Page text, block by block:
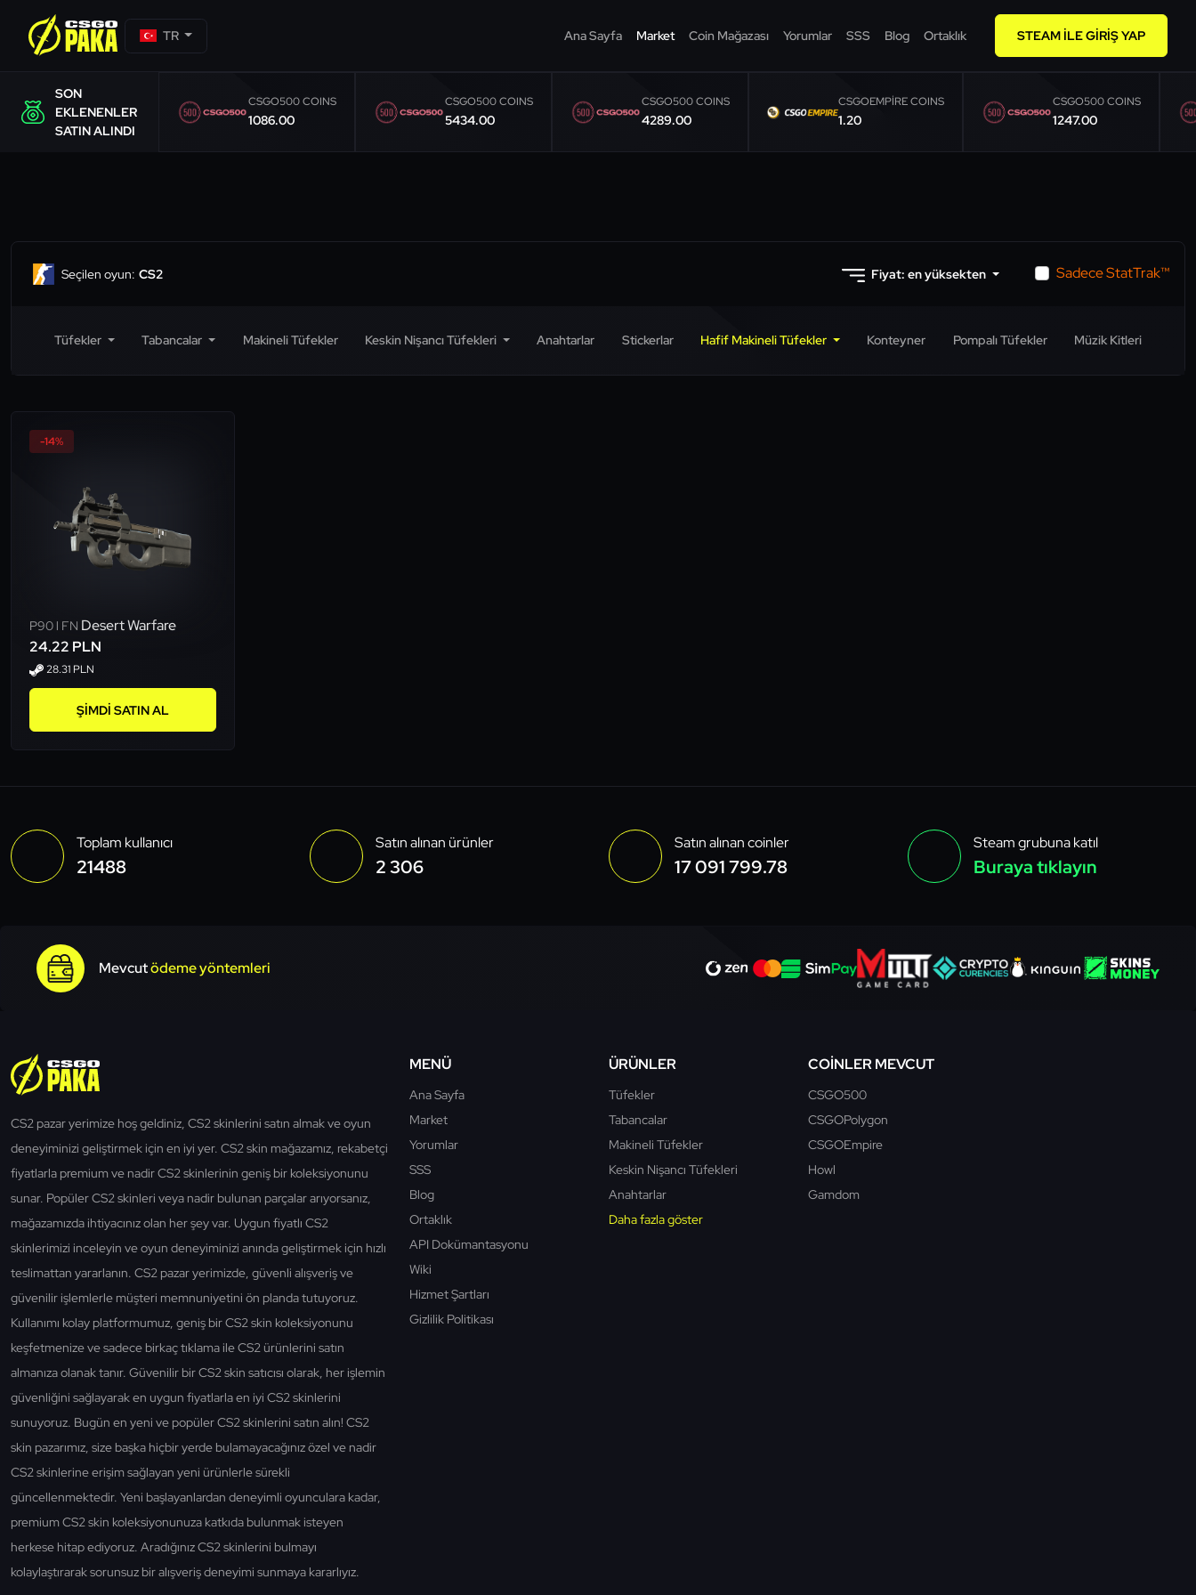
TR Ana Sayfa Market Coin Mağazası Yorumlar SSS Blog Ortaklık STEAM ILE GIRIŞ YAP
SON
EKLENENLER
SATIN ALINDI
CSGO500 COINS
1086.00
CSGO500 COINS
5434.00
CSGO500 COINS
4289.00
CSGOEMPIRE COINS
1.20
CSGO500 COINS
1247.00
Seçilen oyun: CS2 Fiyat: en yüksekten Sadece StatTrak™
Tüfekler Tabancalar Makineli Tüfekler Keskin Nişancı Tüfekleri Anahtarlar Stickerlar Hafif Makineli Tüfekler Konteyner Pompalı Tüfekler Müzik Kitleri
-14%
P90 l FN Desert Warfare
24.22 PLN
28.31 PLN
ŞIMDI SATIN AL
Toplam kullanıcı
21488
Satın alınan ürünler
2 306
Satın alınan coinler
17 091 799.78
Steam grubuna katıl
Buraya tıklayın
Mevcutödeme yöntemleri
CS2 pazar yerimize hoş geldiniz, CS2 skinlerini satın almak ve oyun
deneyiminizi geliştirmek için en iyi yer. CS2 skin mağazamız, rekabetçi
fiyatlarla premium ve nadir CS2 skinlerinin geniş bir koleksiyonunu
sunar. Popüler CS2 skinleri veya nadir bulunan parçalar arıyorsanız,
mağazamızda ihtiyacınız olan her şey var. Uygun fiyatlı CS2
skinlerimizi inceleyin ve oyun deneyiminizi anında geliştirmek için hızlı
teslimattan yararlanın. CS2 pazar yerimizde, güvenli alışveriş ve
güvenilir işlemlerle müşteri memnuniyetini ön planda tutuyoruz.
Kullanımı kolay platformumuz, geniş bir CS2 skin koleksiyonunu
keşfetmenize ve sadece birkaç tıklama ile CS2 ürünlerini satın
almanıza olanak tanır. Güvenilir bir CS2 skin satıcısı olarak, her işlemin
güvenliğini sağlayarak en uygun fiyatlarla en iyi CS2 skinlerini
sunuyoruz. Bugün en yeni ve popüler CS2 skinlerini satın alın! CS2
skin pazarımız, size başka hiçbir yerde bulamayacağınız özel ve nadir
CS2 skinlerine erişim sağlayan yeni ürünlerle sürekli
güncellenmektedir. Yeni başlayanlardan deneyimli oyunculara kadar,
premium CS2 skin koleksiyonunuza katkıda bulunmak isteyen
herkese hitap ediyoruz. Aradığınız CS2 skinlerini bulmayı
kolaylaştırarak sorunsuz bir alışveriş deneyimi sunmaya kararlıyız.
MENÜ
Ana Sayfa
Market
Yorumlar
SSS
Blog
Ortaklık
API Dokümantasyonu
Wiki
Hizmet Şartları
Gizlilik Politikası
ÜRÜNLER
Tüfekler
Tabancalar
Makineli Tüfekler
Keskin Nişancı Tüfekleri
Anahtarlar
Daha fazla göster
COINLER MEVCUT
CSGO500
CSGOPolygon
CSGOEmpire
Howl
Gamdom